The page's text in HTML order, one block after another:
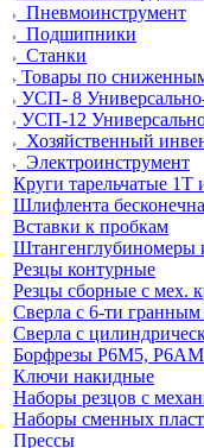
Пневмоинструмент
Подшипники
Станки
Товары по
УСП- 8
УСП-12
Хозяйственный
Электроинструмент
Круги тарельчатые
Шлифлента
Вставки к пробкам
Штангенглубиномеры
Резцы контурные
Резцы сборные с мех.
Сверла с 6-ти гранным
Сверла с
Борфрезы Р6М5,
Ключи накидные
Наборы резцов с
Наборы сменных
Прессы